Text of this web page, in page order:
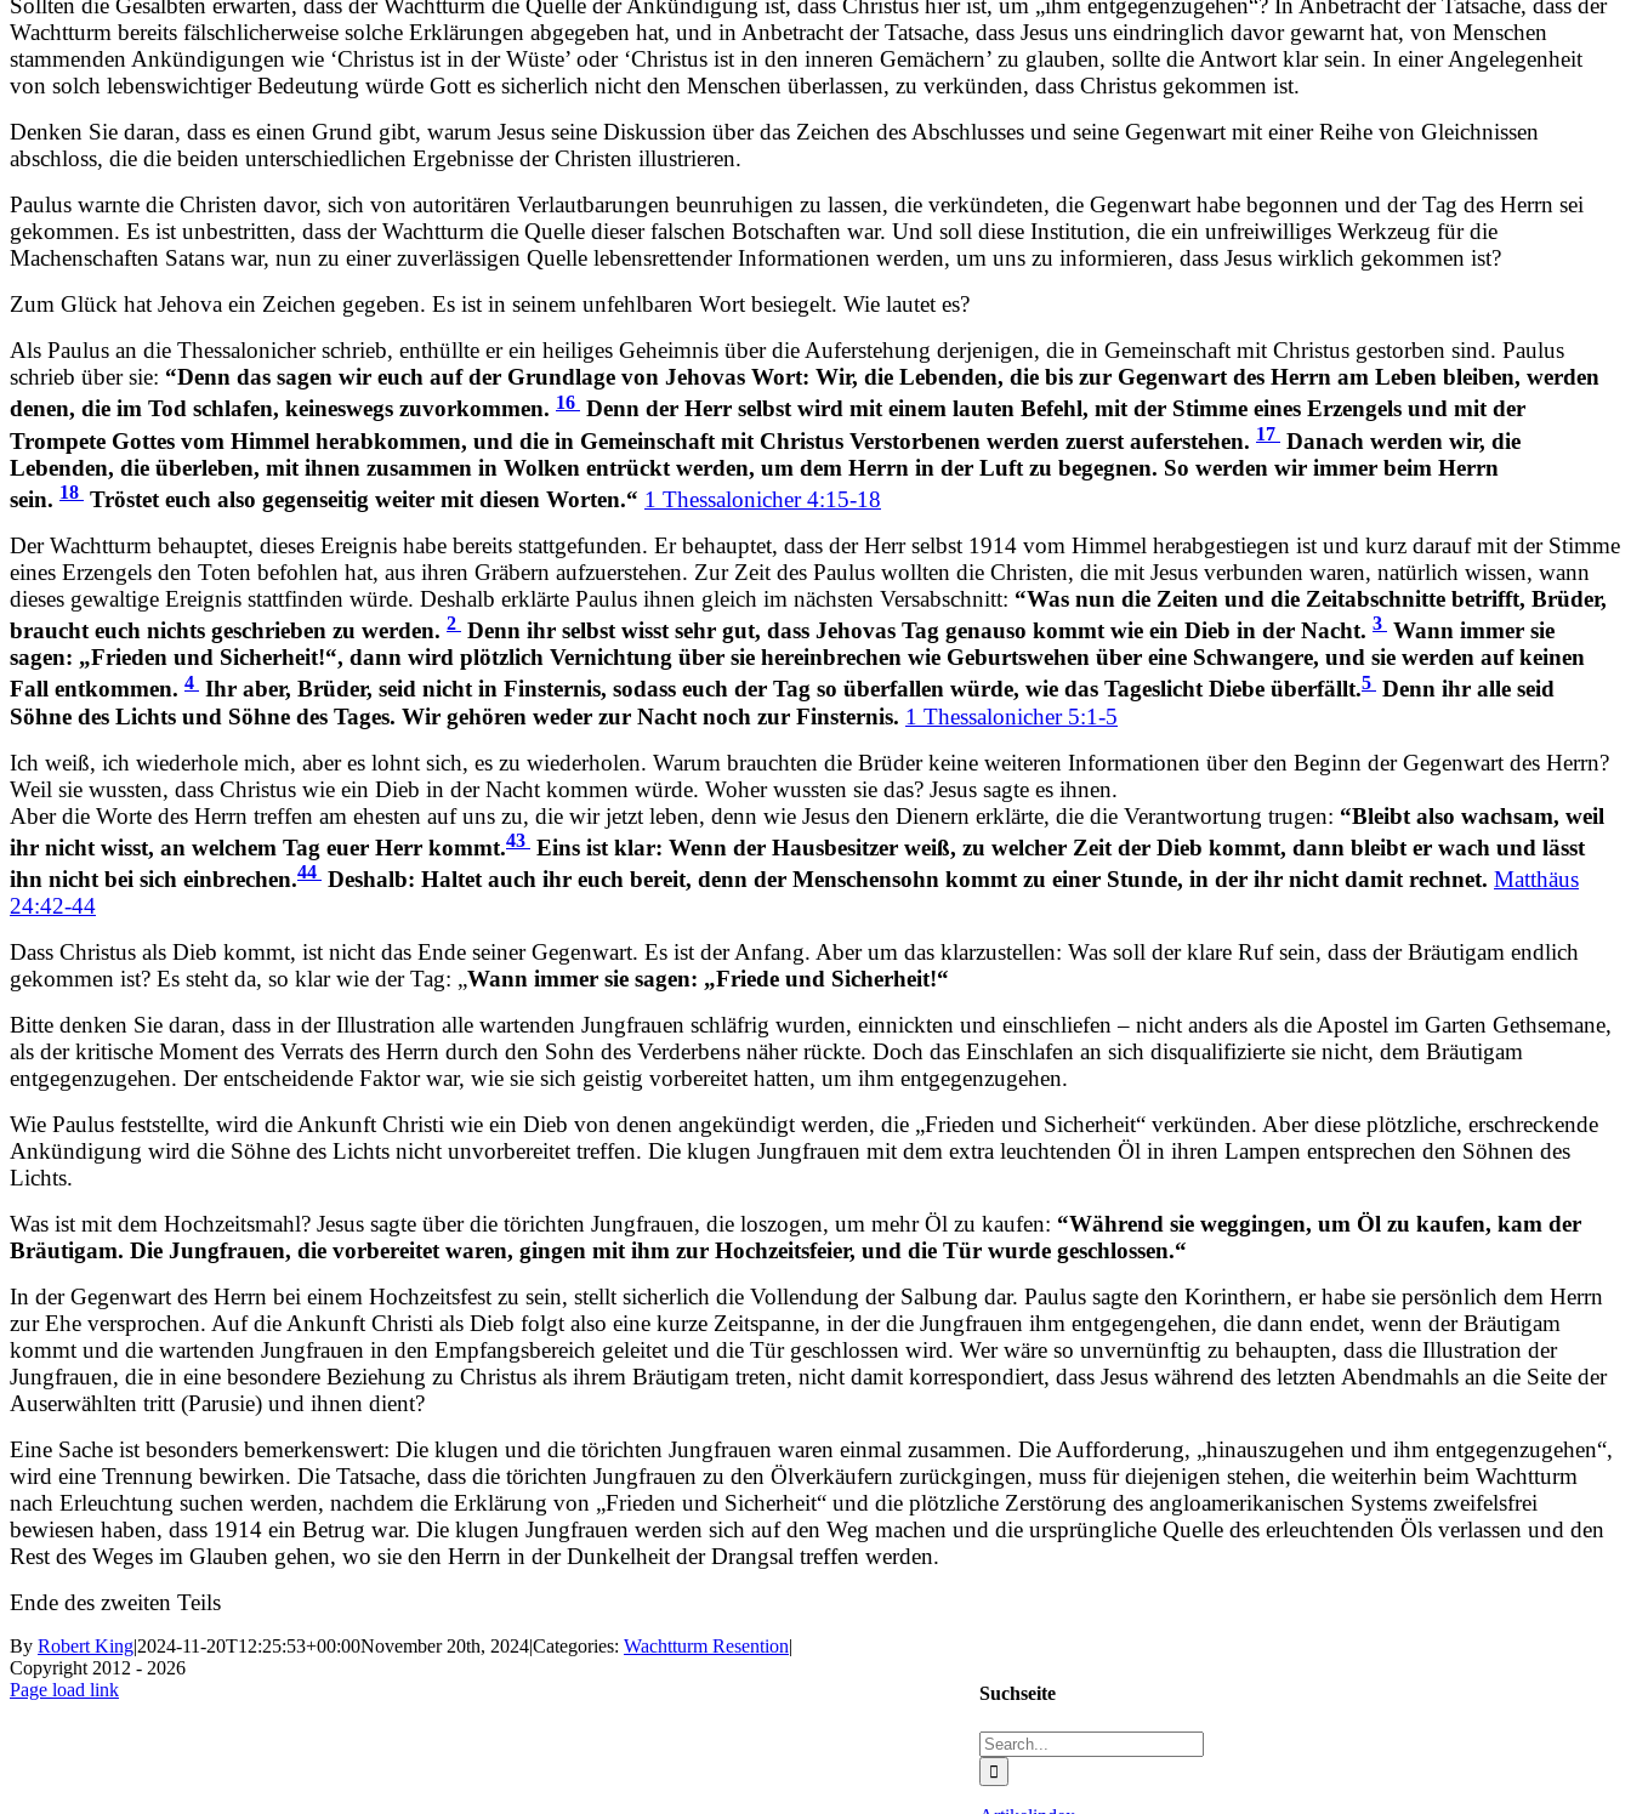
Sollten die Gesalbten erwarten, dass der Wachtturm die Quelle der Ankündigung ist, dass Christus hier ist, um „ihm entgegenzugehen“? In Anbetracht der Tatsache, dass der
Wachtturm bereits fälschlicherweise solche Erklärungen abgegeben hat, und in Anbetracht der Tatsache, dass Jesus uns eindringlich davor gewarnt hat, von Menschen
stammenden Ankündigungen wie ‘Christus ist in der Wüste’ oder ‘Christus ist in den inneren Gemächern’ zu glauben, sollte die Antwort klar sein. In einer Angelegenheit
von solch lebenswichtiger Bedeutung würde Gott es sicherlich nicht den Menschen überlassen, zu verkünden, dass Christus gekommen ist.
Denken Sie daran, dass es einen Grund gibt, warum Jesus seine Diskussion über das Zeichen des Abschlusses und seine Gegenwart mit einer Reihe von Gleichnissen
abschloss, die die beiden unterschiedlichen Ergebnisse der Christen illustrieren.
Paulus warnte die Christen davor, sich von autoritären Verlautbarungen beunruhigen zu lassen, die verkündeten, die Gegenwart habe begonnen und der Tag des Herrn sei
gekommen. Es ist unbestritten, dass der Wachtturm die Quelle dieser falschen Botschaften war. Und soll diese Institution, die ein unfreiwilliges Werkzeug für die
Machenschaften Satans war, nun zu einer zuverlässigen Quelle lebensrettender Informationen werden, um uns zu informieren, dass Jesus wirklich gekommen ist?
Zum Glück hat Jehova ein Zeichen gegeben. Es ist in seinem unfehlbaren Wort besiegelt. Wie lautet es?
Als Paulus an die Thessalonicher schrieb, enthüllte er ein heiliges Geheimnis über die Auferstehung derjenigen, die in Gemeinschaft mit Christus gestorben sind. Paulus
schrieb über sie: “Denn das sagen wir euch auf der Grundlage von Jehovas Wort: Wir, die Lebenden, die bis zur Gegenwart des Herrn am Leben bleiben, werden
denen, die im Tod schlafen, keineswegs zuvorkommen. 16 Denn der Herr selbst wird mit einem lauten Befehl, mit der Stimme eines Erzengels und mit der
Trompete Gottes vom Himmel herabkommen, und die in Gemeinschaft mit Christus Verstorbenen werden zuerst auferstehen. 17 Danach werden wir, die
Lebenden, die überleben, mit ihnen zusammen in Wolken entrückt werden, um dem Herrn in der Luft zu begegnen. So werden wir immer beim Herrn
sein. 18 Tröstet euch also gegenseitig weiter mit diesen Worten.“ 1 Thessalonicher 4:15-18
Der Wachtturm behauptet, dieses Ereignis habe bereits stattgefunden. Er behauptet, dass der Herr selbst 1914 vom Himmel herabgestiegen ist und kurz darauf mit der Stimme
eines Erzengels den Toten befohlen hat, aus ihren Gräbern aufzuerstehen. Zur Zeit des Paulus wollten die Christen, die mit Jesus verbunden waren, natürlich wissen, wann
dieses gewaltige Ereignis stattfinden würde. Deshalb erklärte Paulus ihnen gleich im nächsten Versabschnitt: “Was nun die Zeiten und die Zeitabschnitte betrifft, Brüder,
braucht euch nichts geschrieben zu werden. 2 Denn ihr selbst wisst sehr gut, dass Jehovas Tag genauso kommt wie ein Dieb in der Nacht. 3 Wann immer sie
sagen: „Frieden und Sicherheit!“, dann wird plötzlich Vernichtung über sie hereinbrechen wie Geburtswehen über eine Schwangere, und sie werden auf keinen
Fall entkommen. 4 Ihr aber, Brüder, seid nicht in Finsternis, sodass euch der Tag so überfallen würde, wie das Tageslicht Diebe überfällt.5 Denn ihr alle seid
Söhne des Lichts und Söhne des Tages. Wir gehören weder zur Nacht noch zur Finsternis. 1 Thessalonicher 5:1-5
Ich weiß, ich wiederhole mich, aber es lohnt sich, es zu wiederholen. Warum brauchten die Brüder keine weiteren Informationen über den Beginn der Gegenwart des Herrn?
Weil sie wussten, dass Christus wie ein Dieb in der Nacht kommen würde. Woher wussten sie das? Jesus sagte es ihnen.
Aber die Worte des Herrn treffen am ehesten auf uns zu, die wir jetzt leben, denn wie Jesus den Dienern erklärte, die die Verantwortung trugen: “Bleibt also wachsam, weil
ihr nicht wisst, an welchem Tag euer Herr kommt.43 Eins ist klar: Wenn der Hausbesitzer weiß, zu welcher Zeit der Dieb kommt, dann bleibt er wach und lässt
ihn nicht bei sich einbrechen.44 Deshalb: Haltet auch ihr euch bereit, denn der Menschensohn kommt zu einer Stunde, in der ihr nicht damit rechnet. Matthäus
24:42-44
Dass Christus als Dieb kommt, ist nicht das Ende seiner Gegenwart. Es ist der Anfang. Aber um das klarzustellen: Was soll der klare Ruf sein, dass der Bräutigam endlich
gekommen ist? Es steht da, so klar wie der Tag: „Wann immer sie sagen: „Friede und Sicherheit!“
Bitte denken Sie daran, dass in der Illustration alle wartenden Jungfrauen schläfrig wurden, einnickten und einschliefen – nicht anders als die Apostel im Garten Gethsemane,
als der kritische Moment des Verrats des Herrn durch den Sohn des Verderbens näher rückte. Doch das Einschlafen an sich disqualifizierte sie nicht, dem Bräutigam
entgegenzugehen. Der entscheidende Faktor war, wie sie sich geistig vorbereitet hatten, um ihm entgegenzugehen.
Wie Paulus feststellte, wird die Ankunft Christi wie ein Dieb von denen angekündigt werden, die „Frieden und Sicherheit“ verkünden. Aber diese plötzliche, erschreckende
Ankündigung wird die Söhne des Lichts nicht unvorbereitet treffen. Die klugen Jungfrauen mit dem extra leuchtenden Öl in ihren Lampen entsprechen den Söhnen des
Lichts.
Was ist mit dem Hochzeitsmahl? Jesus sagte über die törichten Jungfrauen, die loszogen, um mehr Öl zu kaufen: “Während sie weggingen, um Öl zu kaufen, kam der
Bräutigam. Die Jungfrauen, die vorbereitet waren, gingen mit ihm zur Hochzeitsfeier, und die Tür wurde geschlossen.“
In der Gegenwart des Herrn bei einem Hochzeitsfest zu sein, stellt sicherlich die Vollendung der Salbung dar. Paulus sagte den Korinthern, er habe sie persönlich dem Herrn
zur Ehe versprochen. Auf die Ankunft Christi als Dieb folgt also eine kurze Zeitspanne, in der die Jungfrauen ihm entgegengehen, die dann endet, wenn der Bräutigam
kommt und die wartenden Jungfrauen in den Empfangsbereich geleitet und die Tür geschlossen wird. Wer wäre so unvernünftig zu behaupten, dass die Illustration der
Jungfrauen, die in eine besondere Beziehung zu Christus als ihrem Bräutigam treten, nicht damit korrespondiert, dass Jesus während des letzten Abendmahls an die Seite der
Auserwählten tritt (Parusie) und ihnen dient?
Eine Sache ist besonders bemerkenswert: Die klugen und die törichten Jungfrauen waren einmal zusammen. Die Aufforderung, „hinauszugehen und ihm entgegenzugehen“,
wird eine Trennung bewirken. Die Tatsache, dass die törichten Jungfrauen zu den Ölverkäufern zurückgingen, muss für diejenigen stehen, die weiterhin beim Wachtturm
nach Erleuchtung suchen werden, nachdem die Erklärung von „Frieden und Sicherheit“ und die plötzliche Zerstörung des angloamerikanischen Systems zweifelsfrei
bewiesen haben, dass 1914 ein Betrug war. Die klugen Jungfrauen werden sich auf den Weg machen und die ursprüngliche Quelle des erleuchtenden Öls verlassen und den
Rest des Weges im Glauben gehen, wo sie den Herrn in der Dunkelheit der Drangsal treffen werden.
Ende des zweiten Teils
By Robert King|2024-11-20T12:25:53+00:00November 20th, 2024|Categories: Wachtturm Resention|
Suchseite
Search
for:
Copyright 2012 - 2026
Facebook
X
Instagram
Pinterest
Page load link